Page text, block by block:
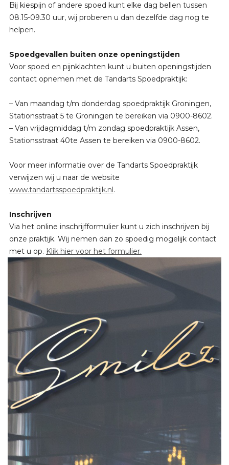
Bij kiespijn of andere spoed kunt elke dag bellen tussen
08.15-09.30 uur, wij proberen u dan dezelfde dag nog te
helpen.
Spoedgevallen buiten onze openingstijden
Voor spoed en pijnklachten kunt u buiten openingstijden
contact opnemen met de Tandarts Spoedpraktijk:
– Van maandag t/m donderdag spoedpraktijk Groningen,
Stationsstraat 5 te Groningen te bereiken via 0900-8602.
– Van vrijdagmiddag t/m zondag spoedpraktijk Assen,
Stationsstraat 40te Assen te bereiken via 0900-8602.
Voor meer informatie over de Tandarts Spoedpraktijk
verwijzen wij u naar de website
www.tandartsspoedpraktijk.nl.
Inschrijven
Via het online inschrijfformulier kunt u zich inschrijven bij
onze praktijk. Wij nemen dan zo spoedig mogelijk contact
met u op. Klik hier voor het formulier.